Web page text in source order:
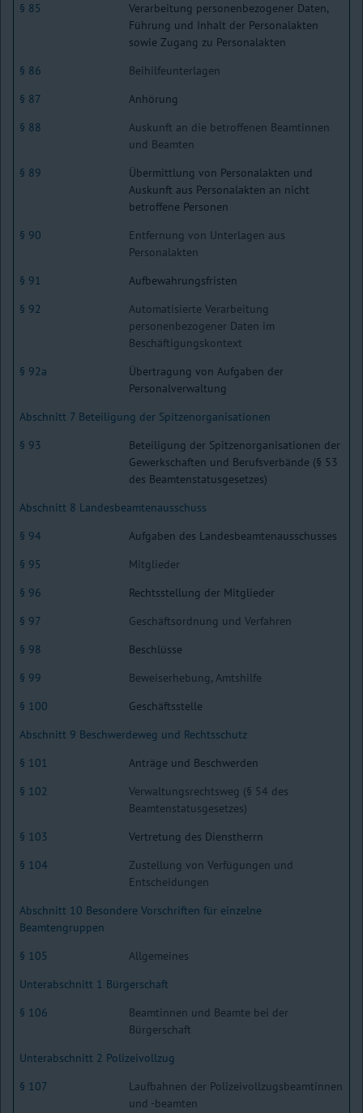
§ 85
Verarbeitung personenbezogener Daten,
Führung und Inhalt der Personalakten
sowie Zugang zu Personalakten
§ 86
Beihilfeunterlagen
§ 87
Anhörung
§ 88
Auskunft an die betroffenen Beamtinnen
und Beamten
§ 89
Übermittlung von Personalakten und
Auskunft aus Personalakten an nicht
betroffene Personen
§ 90
Entfernung von Unterlagen aus
Personalakten
§ 91
Aufbewahrungsfristen
§ 92
Automatisierte Verarbeitung
personenbezogener Daten im
Beschäftigungskontext
§ 92a
Übertragung von Aufgaben der
Personalverwaltung
Abschnitt 7 Beteiligung der Spitzenorganisationen
§ 93
Beteiligung der Spitzenorganisationen der
Gewerkschaften und Berufsverbände (§ 53
des Beamtenstatusgesetzes)
Abschnitt 8 Landesbeamtenausschuss
§ 94
Aufgaben des Landesbeamtenausschusses
§ 95
Mitglieder
§ 96
Rechtsstellung der Mitglieder
§ 97
Geschäftsordnung und Verfahren
§ 98
Beschlüsse
§ 99
Beweiserhebung, Amtshilfe
§ 100
Geschäftsstelle
Abschnitt 9 Beschwerdeweg und Rechtsschutz
§ 101
Anträge und Beschwerden
§ 102
Verwaltungsrechtsweg (§ 54 des
Beamtenstatusgesetzes)
§ 103
Vertretung des Dienstherrn
§ 104
Zustellung von Verfügungen und
Entscheidungen
Abschnitt 10 Besondere Vorschriften für einzelne
Beamtengruppen
§ 105
Allgemeines
Unterabschnitt 1 Bürgerschaft
§ 106
Beamtinnen und Beamte bei der
Bürgerschaft
Unterabschnitt 2 Polizeivollzug
§ 107
Laufbahnen der Polizeivollzugsbeamtinnen
und -beamten